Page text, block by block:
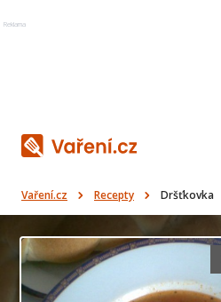
Reklama
Vaření.cz Recepty Dršťkovka